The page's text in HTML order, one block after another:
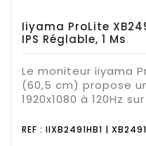
Iiyama ProLite
IPS Réglable, 1 Ms
Le moniteur iiyama
(60,5 cm) propose
1920x1080 à 120Hz
REF : IIXB2491HB1 |